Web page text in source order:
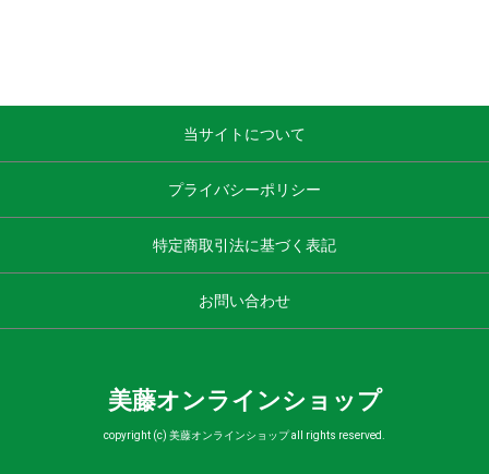
当サイトについて
プライバシーポリシー
特定商取引法に基づく表記
お問い合わせ
美藤オンラインショップ
copyright (c) 美藤オンラインショップ all rights reserved.